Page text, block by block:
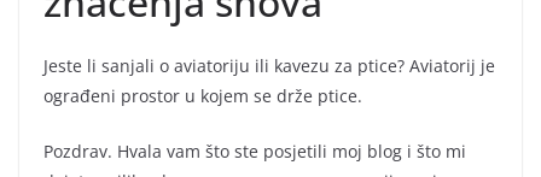
Jeste li sanjali o aviatoriju ili kavezu za ptice? Aviatorij je
ograđeni prostor u kojem se drže ptice.
Pozdrav. Hvala vam što ste posjetili moj blog i što mi